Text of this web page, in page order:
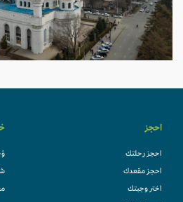
احجز
احجز رحلتك
احجز مقعدك
اختر وجبتك